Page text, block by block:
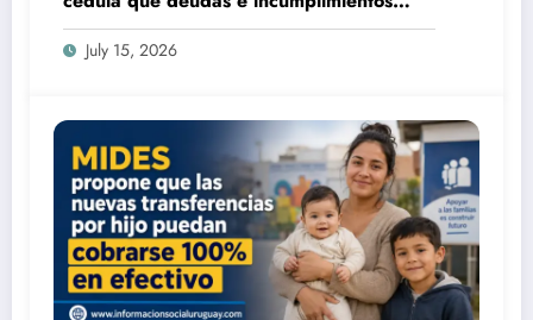
tenés
July 15, 2026